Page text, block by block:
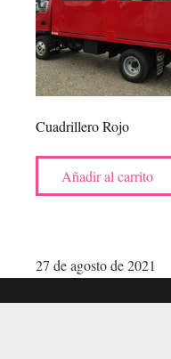
Cuadrillero Rojo
Añadir al carrito
27 de agosto de 2021